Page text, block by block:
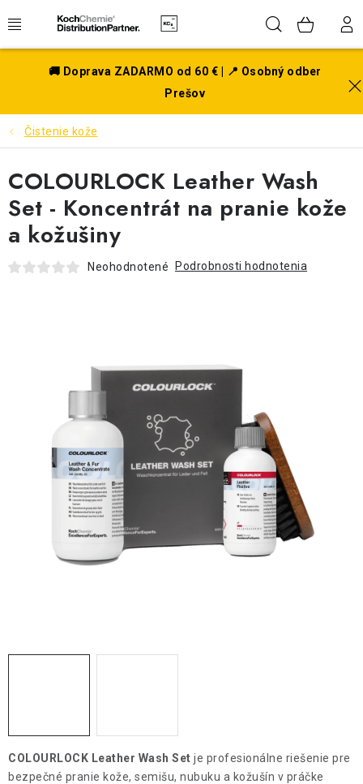
na
Hľadať
EXTERIÉR
VÔNE DO AUTA
THE FINISHER
ČISTENIE A ÚDRŽBA LODÍ
🚚 Doprava ZADARMO od 60 € | 📍 Osobný odber
Prešov
Čistenie kože
COLOURLOCK Leather Wash Set je profesionálne riešenie pre
bezpečné pranie kože, semišu, nubuku a kožušín v práčke
COLOURLOCK Leather Wash
Set - Koncentrát na pranie kože
a kožušiny
Neohodnotené Podrobnosti hodnotenia